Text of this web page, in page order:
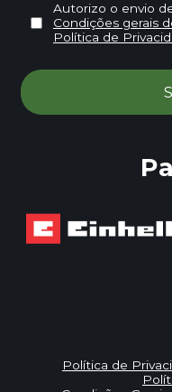
Autorizo o envio
Condições gerais
Política de
Política de